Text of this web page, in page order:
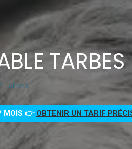
TARBES
Tarbes
MOIS 👉 OBTENIR UN TARIF